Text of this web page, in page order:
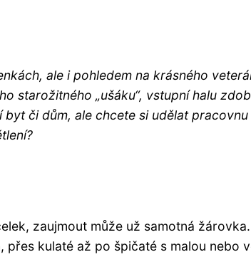
ale i pohledem na krásného
starožitného „ušáku“, vstupní halu
či dům, ale chcete si udělat
zaujmout může už samotná žárovka.
kulaté až po špičaté s malou nebo